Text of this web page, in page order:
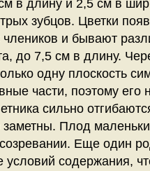
в длину и 2,5 см в
зубцов. Цветки
и бывают
до 7,5 см в длину.
одну плоскость
части, поэтому
сильно
заметны. Плод
Еще один
содержания,